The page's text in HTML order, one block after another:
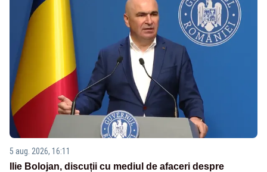
5 aug. 2026, 16:11
Ilie Bolojan, discuții cu mediul de afaceri despre